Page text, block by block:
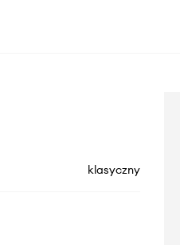
klasyczny